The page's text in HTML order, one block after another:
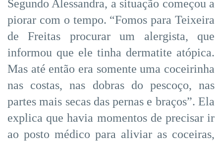
Segundo Alessandra, a situação começou a
piorar com o tempo. “Fomos para Teixeira
de Freitas procurar um alergista, que
informou que ele tinha dermatite atópica.
Mas até então era somente uma coceirinha
nas costas, nas dobras do pescoço, nas
partes mais secas das pernas e braços”. Ela
explica que havia momentos de precisar ir
ao posto médico para aliviar as coceiras,